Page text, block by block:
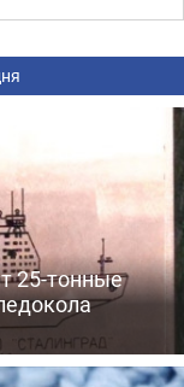
25-тонные